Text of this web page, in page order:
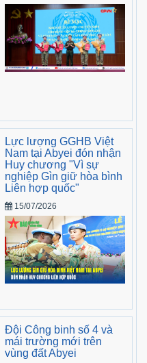
Lực lượng GGHB Việt
Nam tại Abyei đón nhận
Huy chương "Vì sự
nghiệp Gìn giữ hòa bình
Liên hợp quốc"
15/07/2026
Đội Công binh số 4 và
mái trường mới trên
vùng đất Abyei